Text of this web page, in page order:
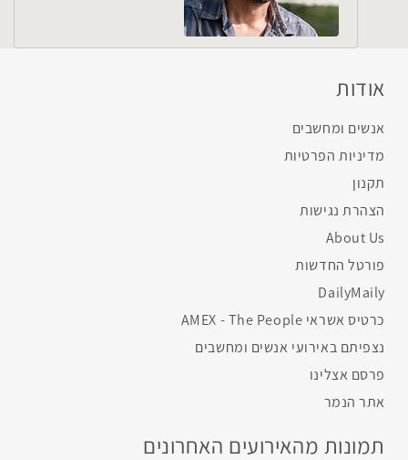
אודות
אנשים ומחשבים
מדיניות הפרטיות
תקנון
הצהרת נגישות
About Us
פורטל החדשות
DailyMaily
כרטיס אשראי AMEX - The People
נצפיתם באירועי אנשים ומחשבים
פרסם אצלינו
אתר הנמר
תמונות מהאירועים האחרונים